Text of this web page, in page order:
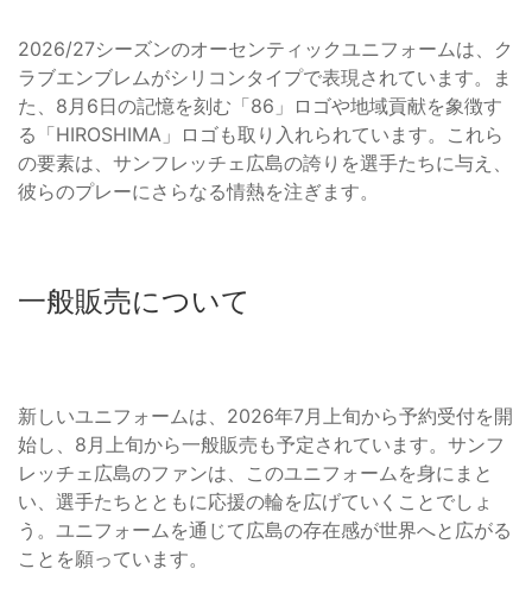
2026/27シーズンのオーセンティックユニフォームは、ク
ラブエンブレムがシリコンタイプで表現されています。ま
た、8月6日の記憶を刻む「86」ロゴや地域貢献を象徴す
る「HIROSHIMA」ロゴも取り入れられています。これら
の要素は、サンフレッチェ広島の誇りを選手たちに与え、
彼らのプレーにさらなる情熱を注ぎます。
一般販売について
新しいユニフォームは、2026年7月上旬から予約受付を開
始し、8月上旬から一般販売も予定されています。サンフ
レッチェ広島のファンは、このユニフォームを身にまと
い、選手たちとともに応援の輪を広げていくことでしょ
う。ユニフォームを通じて広島の存在感が世界へと広がる
ことを願っています。